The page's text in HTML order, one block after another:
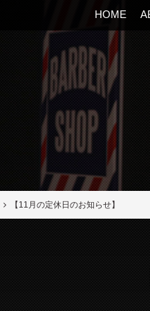
HOME
ーショップ レガロ】- 大阪・福島区の
【11月の定休日のお知らせ】